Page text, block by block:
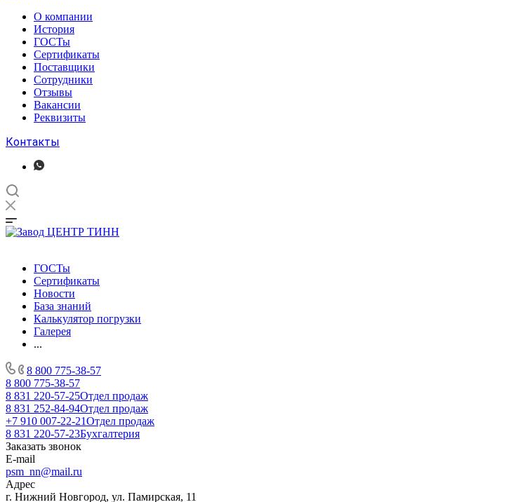
О компании
История
ГОСТы
Сертификаты
Поставщики
Сотрудники
Отзывы
Вакансии
Реквизиты
Контакты
ГОСТы
Сертификаты
Новости
База знаний
Калькулятор погрузки
Галерея
...
8 800 775-38-57
8 800 775-38-57
8 831 220-57-25Отдел продаж
8 831 252-84-94Отдел продаж
+7 910 007-22-21Отдел продаж
8 831 220-57-23Бухгалтерия
Заказать звонок
E-mail
psm_nn@mail.ru
Адрес
г. Нижний Новгород, ул. Памирская, 11